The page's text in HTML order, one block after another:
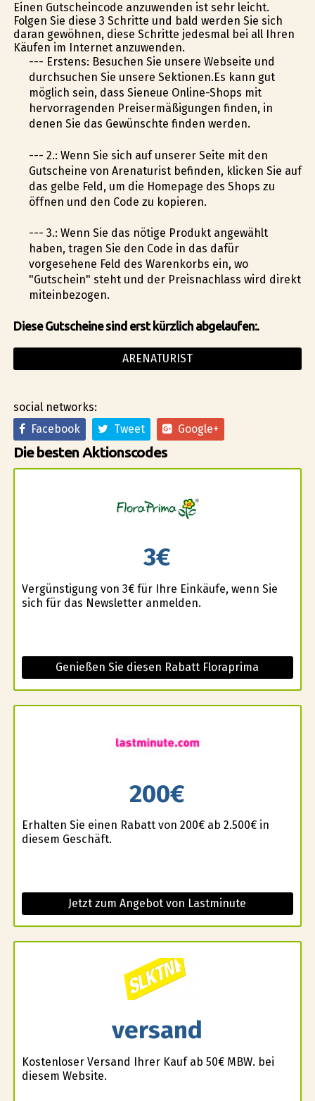
Einen Gutscheincode anzuwenden ist sehr leicht.
Folgen Sie diese 3 Schritte und bald werden Sie sich
daran gewöhnen, diese Schritte jedesmal bei all Ihren
Käufen im Internet anzuwenden.
--- Erstens: Besuchen Sie unsere Webseite und
durchsuchen Sie unsere Sektionen.Es kann gut
möglich sein, dass Sieneue Online-Shops mit
hervorragenden Preisermäßigungen finden, in
denen Sie das Gewünschte finden werden.
--- 2.: Wenn Sie sich auf unserer Seite mit den
Gutscheine von Arenaturist befinden, klicken Sie auf
das gelbe Feld, um die Homepage des Shops zu
öffnen und den Code zu kopieren.
--- 3.: Wenn Sie das nötige Produkt angewählt
haben, tragen Sie den Code in das dafür
vorgesehene Feld des Warenkorbs ein, wo
"Gutschein" steht und der Preisnachlass wird direkt
miteinbezogen.
Diese Gutscheine sind erst kürzlich abgelaufen:.
ARENATURIST
social networks:
Facebook
Tweet Google+
Die besten Aktionscodes
3€
Vergünstigung von 3€ für Ihre Einkäufe, wenn Sie
sich für das Newsletter anmelden.
Genießen Sie diesen Rabatt Floraprima
200€
Erhalten Sie einen Rabatt von 200€ ab 2.500€ in
diesem Geschäft.
Jetzt zum Angebot von Lastminute
versand
Kostenloser Versand Ihrer Kauf ab 50€ MBW. bei
diesem Website.